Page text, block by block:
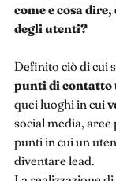
come e cosa
degli utenti?
Definito ciò di cui
punti di contatto
quei luoghi in cui
social media,
punti in cui un
diventare lead.